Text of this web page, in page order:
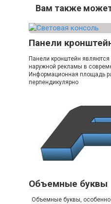
Вам также
Панели
Панели кронштейн
наружной рекламы в
Информационная площадь
перпендикулярно
Объемные буквы
Объемные буквы,